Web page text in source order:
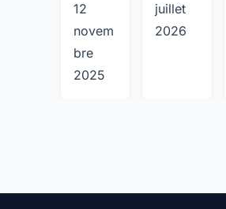
12
novem
bre
2025
juillet
2026